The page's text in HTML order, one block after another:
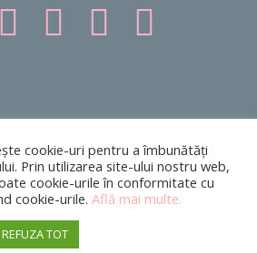
TOATE DREPTURILE REZERVATE | WEBSITE
Design|Termeni & condiții|Politica
cookie-uri pentru a îmbunătăți
Prin utilizarea site-ului nostru web,
cookie-urile în conformitate cu
cookie-urile. Află mai multe.
REFUZA TOT